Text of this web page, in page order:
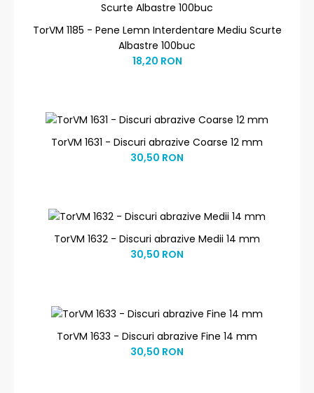
TorVM 1185 - Pene Lemn Interdentare Mediu Scurte
Albastre 100buc
18,20 RON
TorVM 1631 - Discuri abrazive Coarse 12 mm
30,50 RON
TorVM 1632 - Discuri abrazive Medii 14 mm
30,50 RON
TorVM 1633 - Discuri abrazive Fine 14 mm
30,50 RON